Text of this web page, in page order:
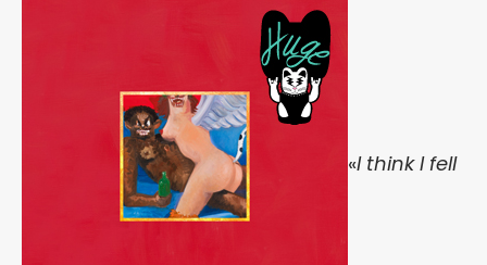
«I think I fell